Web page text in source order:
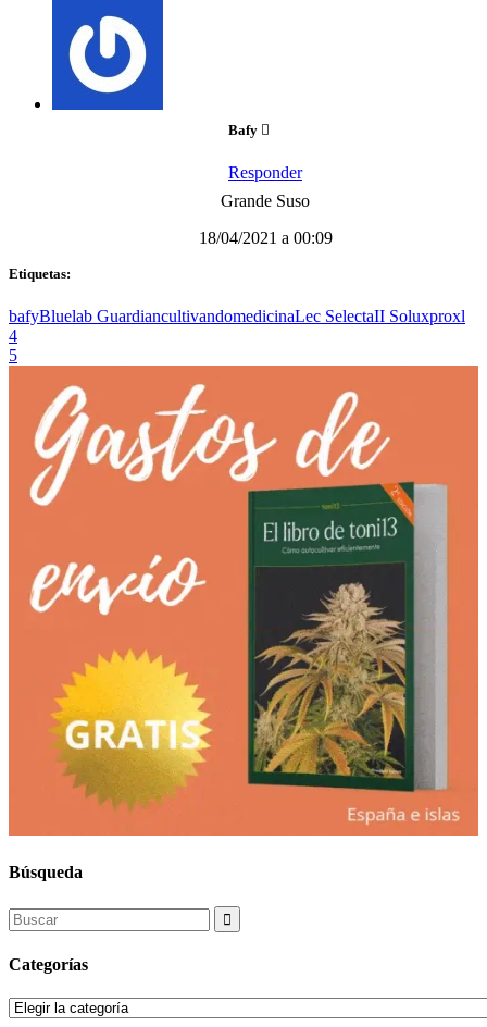
Bafy
Responder
Grande Suso
18/04/2021 a 00:09
Etiquetas:
bafyBluelab GuardiancultivandomedicinaLec SelectaII Soluxproxl
Búsqueda
Search
for:
Categorías
Categorías